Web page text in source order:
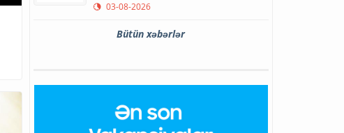
03-08-2026
Bütün xəbərlər